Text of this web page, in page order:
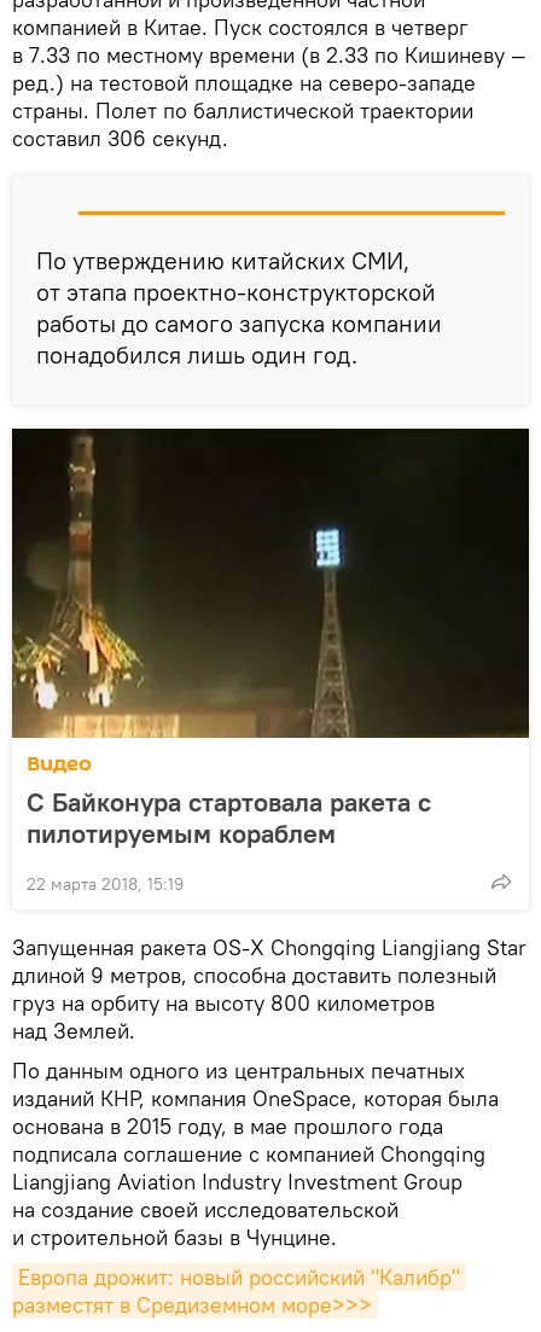
компанией в Китае. Пуск состоялся в четверг
в 7.33 по местному времени (в 2.33 по Кишиневу —
ред.) на тестовой площадке на северо-западе
страны. Полет по баллистической траектории
составил 306 секунд.
По утверждению китайских СМИ,
от этапа проектно-конструкторской
работы до самого запуска компании
понадобился лишь один год.
Видео
С Байконура стартовала ракета с
пилотируемым кораблем
22 марта 2018, 15:19
Запущенная ракета OS-X Chongqing Liangjiang Star
длиной 9 метров, способна доставить полезный
груз на орбиту на высоту 800 километров
над Землей.
По данным одного из центральных печатных
изданий КНР, компания OneSpace, которая была
основана в 2015 году, в мае прошлого года
подписала соглашение с компанией Chongqing
Liangjiang Aviation Industry Investment Group
на создание своей исследовательской
и строительной базы в Чунцине.
Европа дрожит: новый российский "Калибр"
разместят в Средиземном море>>>